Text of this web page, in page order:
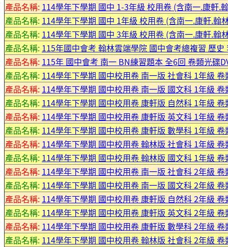
產品名稱: 114學年下學期 國中 1-3年級 校用卷 (含南一.康軒.
產品名稱: 114學年下學期 國中 1年級 校用卷 (含南一.康軒.翰
產品名稱: 114學年下學期 國中 3年級 校用卷 (含南一.康軒.翰
產品名稱: 115年國中會考 翰林雲端學院 國中會考總複習 歷
產品名稱: 115年 國中會考 南一 BN練習題本 全6回 卷類光碟
產品名稱: 114學年下學期 國中校用卷 南一版 社會科 1年級 卷
產品名稱: 114學年下學期 國中校用卷 南一版 國文科 1年級 卷
產品名稱: 114學年下學期 國中校用卷 康軒版 自然科 1年級 卷
產品名稱: 114學年下學期 國中校用卷 康軒版 英文科 1年級 卷
產品名稱: 114學年下學期 國中校用卷 康軒版 數學科 1年級 卷
產品名稱: 114學年下學期 國中校用卷 翰林版 社會科 1年級 卷
產品名稱: 114學年下學期 國中校用卷 翰林版 國文科 1年級 卷
產品名稱: 114學年下學期 國中校用卷 南一版 社會科 2年級 卷
產品名稱: 114學年下學期 國中校用卷 南一版 國文科 2年級 卷
產品名稱: 114學年下學期 國中校用卷 康軒版 自然科 2年級 卷
產品名稱: 114學年下學期 國中校用卷 康軒版 英文科 2年級 卷
產品名稱: 114學年下學期 國中校用卷 康軒版 數學科 2年級 卷
產品名稱: 114學年下學期 國中校用卷 翰林版 社會科 2年級 卷